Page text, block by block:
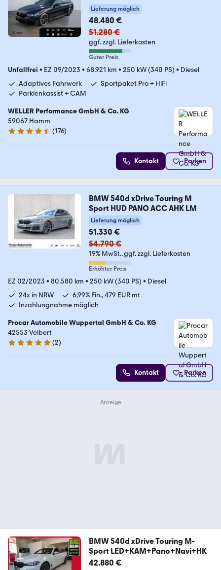
Lieferung möglich
48.480 €
51.280 €
ggf. zzgl. Lieferkosten
Guter Preis
Unfallfrei • EZ 09/2023 • 68.921 km • 250 kW (340 PS) • Diesel
Adaptives Fahrwerk
Sportpaket Pro + HiFi
Parklenkassist + CAM
WELLER Performance GmbH & Co. KG
59067 Hamm
4.6 Sterne
(176)
Kontakt Parken
BMW 540d xDrive Touring M
Sport HUD PANO ACC AHK LM
Lieferung möglich
51.330 €
54.790 €
19% MwSt. ggf. zzgl. Lieferkosten
Erhöhter Preis
EZ 02/2023 • 80.580 km • 250 kW (340 PS) • Diesel
24x in NRW
6,99% Fin., 479 EUR mt
Inzahlungnahme möglich
Procar Automobile Wuppertal GmbH & Co. KG
42553 Velbert
5 Sterne
(2)
Kontakt Parken
BMW 540d xDrive Touring M-
Sport LED+KAM+Pano+Navi+HK
42.880 €